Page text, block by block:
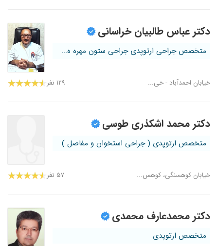
دکتر عباس طالبیان خراسانی
متخصص جراحی ارتوپدی جراحی ستون مهره ه...
خیابان احمدآباد - خی... ۱۲۹ نفر
دکتر محمد اشکذری طوسی
متخصص ارتوپدی ( جراحی استخوان و مفاصل )
خیابان کوهسنگی، کوهس... ۵۷ نفر
دکتر محمدعارف محمدی
متخصص ارتوپدی